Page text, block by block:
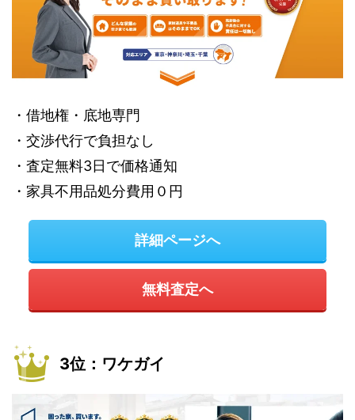
・借地権・底地専門
・交渉代行で負担なし
・査定無料3日で価格通知
・家具不用品処分費用０円
詳細ページへ
無料査定へ
3位：ワケガイ